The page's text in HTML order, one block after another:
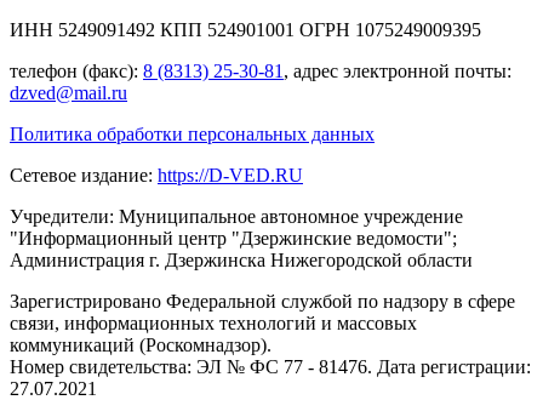
ИНН 5249091492 КПП 524901001 ОГРН 1075249009395
телефон (факс): 8 (8313) 25-30-81 , адрес электронной почты:
dzved@mail.ru
Политика обработки персональных данных
Сетевое издание: https://D-VED.RU
Учредители: Муниципальное автономное учреждение
"Информационный центр "Дзержинские ведомости";
Администрация г. Дзержинска Нижегородской области
Зарегистрировано Федеральной службой по надзору в сфере
связи, информационных технологий и массовых
коммуникаций (Роскомнадзор).
Номер свидетельства: ЭЛ № ФС 77 - 81476. Дата регистрации:
27.07.2021